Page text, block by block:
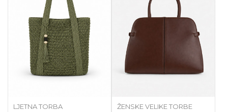
LJETNA TORBA ŽENSKE VELIKE TORBE